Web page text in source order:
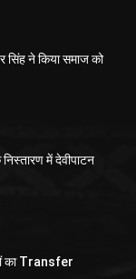
ने किया समाज को
में देवीपाटन
का Transfer